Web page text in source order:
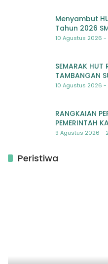
Menyambut
Tahun 2026
Beragam
10 Agustus 2026 -
SEMARAK HUT
TAMBANGAN
KEGIATAN
10 Agustus 2026 -
RANGKAIAN
PEMERINTAH
RENCANA
9 Agustus 2026 -
Peristiwa